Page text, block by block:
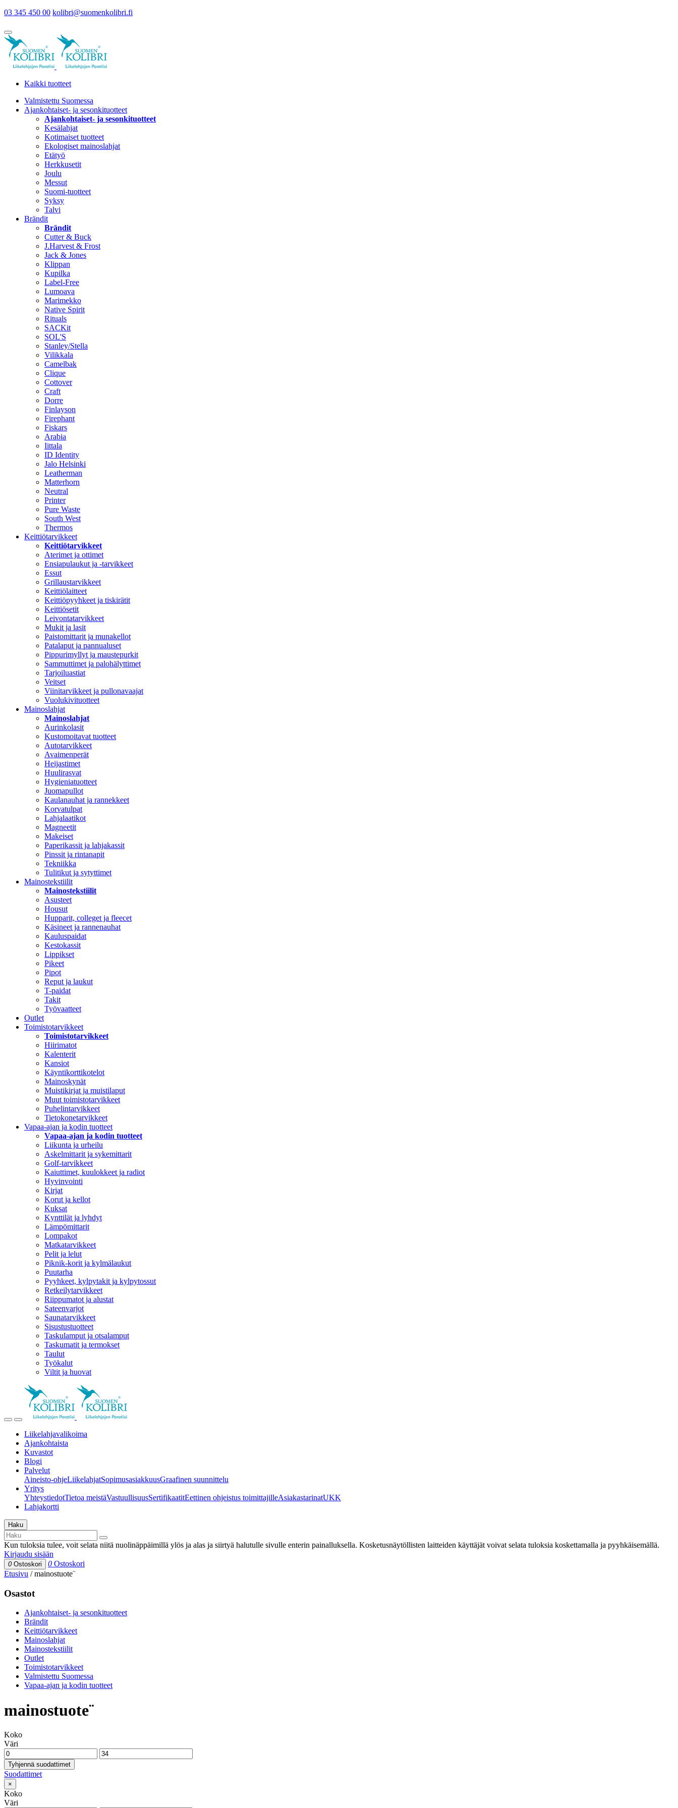
03 345 450 00 kolibri@suomenkolibri.fi
Kaikki tuotteet
Valmistettu Suomessa
Ajankohtaiset- ja sesonkituotteet
Ajankohtaiset- ja sesonkituotteet
Kesälahjat
Kotimaiset tuotteet
Ekologiset mainoslahjat
Etätyö
Herkkusetit
Joulu
Messut
Suomi-tuotteet
Syksy
Talvi
Brändit
Brändit
Cutter & Buck
J.Harvest & Frost
Jack & Jones
Klippan
Kupilka
Label-Free
Lumoava
Marimekko
Native Spirit
Rituals
SACKit
SOL'S
Stanley/Stella
Vilikkala
Camelbak
Clique
Cottover
Craft
Dorre
Finlayson
Firephant
Fiskars
Arabia
Iittala
ID Identity
Jalo Helsinki
Leatherman
Matterhorn
Neutral
Printer
Pure Waste
South West
Thermos
Keittiötarvikkeet
Keittiötarvikkeet
Aterimet ja ottimet
Ensiapulaukut ja -tarvikkeet
Essut
Grillaustarvikkeet
Keittiölaitteet
Keittiöpyyhkeet ja tiskirätit
Keittiösetit
Leivontatarvikkeet
Mukit ja lasit
Paistomittarit ja munakellot
Patalaput ja pannualuset
Pippurimyllyt ja maustepurkit
Sammuttimet ja palohälyttimet
Tarjoiluastiat
Veitset
Viinitarvikkeet ja pullonavaajat
Vuolukivituotteet
Mainoslahjat
Mainoslahjat
Aurinkolasit
Kustomoitavat tuotteet
Autotarvikkeet
Avaimenperät
Heijastimet
Huulirasvat
Hygieniatuotteet
Juomapullot
Kaulanauhat ja rannekkeet
Korvatulpat
Lahjalaatikot
Magneetit
Makeiset
Paperikassit ja lahjakassit
Pinssit ja rintanapit
Tekniikka
Tulitikut ja sytyttimet
Mainostekstiilit
Mainostekstiilit
Asusteet
Housut
Hupparit, colleget ja fleecet
Käsineet ja rannenauhat
Kauluspaidat
Kestokassit
Lippikset
Pikeet
Pipot
Reput ja laukut
T-paidat
Takit
Työvaatteet
Outlet
Toimistotarvikkeet
Toimistotarvikkeet
Hiirimatot
Kalenterit
Kansiot
Käyntikorttikotelot
Mainoskynät
Muistikirjat ja muistilaput
Muut toimistotarvikkeet
Puhelintarvikkeet
Tietokonetarvikkeet
Vapaa-ajan ja kodin tuotteet
Vapaa-ajan ja kodin tuotteet
Liikunta ja urheilu
Askelmittarit ja sykemittarit
Golf-tarvikkeet
Kaiuttimet, kuulokkeet ja radiot
Hyvinvointi
Kirjat
Korut ja kellot
Kuksat
Kynttilät ja lyhdyt
Lämpömittarit
Lompakot
Matkatarvikkeet
Pelit ja lelut
Piknik-korit ja kylmälaukut
Puutarha
Pyyhkeet, kylpytakit ja kylpytossut
Retkeilytarvikkeet
Riippumatot ja alustat
Sateenvarjot
Saunatarvikkeet
Sisustustuotteet
Taskulamput ja otsalamput
Taskumatit ja termokset
Taulut
Työkalut
Viltit ja huovat
Liikelahjavalikoima
Ajankohtaista
Kuvastot
Blogi
Palvelut
Aineisto-ohjeLiikelahjatSopimusasiakkuusGraafinen suunnittelu
Yritys
YhteystiedotTietoa meistäVastuullisuusSertifikaatitEettinen ohjeistus toimittajilleAsiakastarinatUKK
Lahjakortti
Haku
Kun tuloksia tulee, voit selata niitä nuolinäppäimillä ylös ja alas ja siirtyä halutulle sivulle enterin painalluksella. Kosketusnäytöllisten laitteiden käyttäjät voivat selata tuloksia koskettamalla ja pyyhkäisemällä.
Kirjaudu sisään
0 Ostoskori 0 Ostoskori
Etusivu /mainostuote¨
Osastot
Ajankohtaiset- ja sesonkituotteet
Brändit
Keittiötarvikkeet
Mainoslahjat
Mainostekstiilit
Outlet
Toimistotarvikkeet
Valmistettu Suomessa
Vapaa-ajan ja kodin tuotteet
mainostuote¨
Koko
Väri
Tyhjennä suodattimet
Suodattimet
×
Koko
Väri